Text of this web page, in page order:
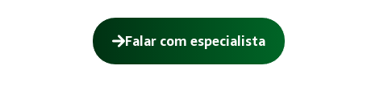
Falar com especialista